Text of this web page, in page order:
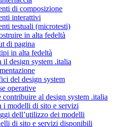
di composizione
interattivi
testuali (microtesti)
in alta fedeltà
di pagina
in alta fedeltà
il design system .italia
del design system
operative
contribuire al design system .italia
i modelli di sito e servizi
dell’utilizzo dei modelli
di sito e servizi disponibili